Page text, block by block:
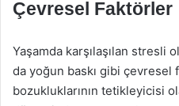
Çevresel Faktörler
Yaşamda karşılaşılan stresli
da yoğun baskı gibi çevresel
bozukluklarının tetikleyicisi